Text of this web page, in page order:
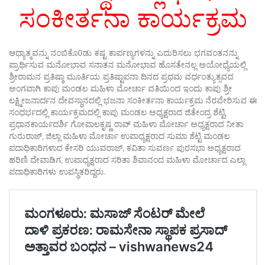
ಸಂಕೀರ್ತನಾ ಕಾರ್ಯಕ್ರಮ
ಆಧ್ಯಾತ್ಮವನ್ನು ನಂಬಿಕೊ0ಡು ಕಷ್ಟ ಕಾರ್ಪಣ್ಯಗಳನ್ನು ಎದುರಿಸಲು ಭಗವಂತನನ್ನು
ಪ್ರಾರ್ಥಿಸುವ ಮನೋಭಾವ ಸನಾತನ ಮನೋಭಾವ ಹೊಸತೇನಲ್ಲ ಅಯೋಧ್ಯೆಯಲ್ಲಿ
ಶ್ರೀರಾಮನ ಪ್ರತಿಷ್ಠಾ ಮೂರ್ತಿಯ ಪ್ರತಿಷ್ಟಾಪನಾ ದಿನದ ಪ್ರಥಮ ವರ್ಧಂತ್ಯುತ್ಸವದ
ಅಂಗವಾಗಿ ಕಾಪು ಮಂಡಲ ಮಹಿಳಾ ಮೋರ್ಚಾ ವತಿಯಿಂದ ಇಂದು ಕಾಪು ಶ್ರೀ
ಲಕ್ಷ್ಮೀಜನಾರ್ದನ ದೇವಸ್ಥಾನದಲ್ಲಿ ಭಜನಾ ಸಂಕೀರ್ತನಾ ಕಾರ್ಯಕ್ರಮ ನೆರವೇರಿಸುವ ಈ
ಸಂಧರ್ಭದಲ್ಲಿ ಕಾರ್ಯಕ್ರಮದಲ್ಲಿ ಕಾಪು ಮಂಡಲ ಅಧ್ಯಕ್ಷರಾದ ಜಿತೇಂದ್ರ ಶೆಟ್ಟಿ,
ಪ್ರಧಾನಕಾರ್ಯದರ್ಶಿ ಗೋಪಾಲಕೃಷ್ಣ ರಾವ್ ಮಹಿಳಾ ಮೋರ್ಚಾ ಅಧ್ಯಕ್ಷರಾದ ನೀತಾ
ಗುರುರಾಜ್, ಜಿಲ್ಲಾ ಮಹಿಳಾ ಮೋರ್ಚಾ ಉಪಾಧ್ಯಕ್ಷರಾದ ಸುಮಾ ಶೆಟ್ಟಿ ಮಂಡಲ
ಪದಾಧಿಕಾರಿಗಳಾದ ಕೇಸರಿ ಯುವರಾಜ್, ಕವಿತಾ ಸುವರ್ಣ ಪುರಸಭಾ ಅಧ್ಯಕ್ಷರಾದ
ಹರಿಣಿ ದೇವಾಡಿಗ, ಉಪಾಧ್ಯಕ್ಷರಾದ ಸರಿತಾ ಶಿವಾನಂದ ಮಹಿಳಾ ಮೋರ್ಚಾದ ಎಲ್ಲಾ
ಪದಾಧಿಕಾರಿಗಳು ಉಪಸ್ಥಿತರಿದ್ದರು.